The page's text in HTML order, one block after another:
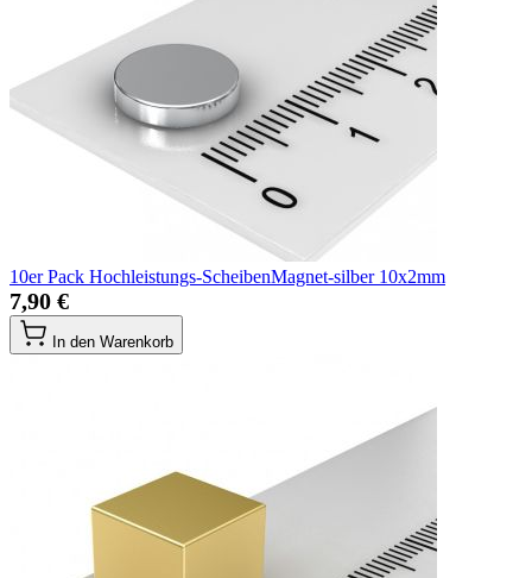
10er Pack Hochleistungs-ScheibenMagnet-silber 10x2mm
7,90 €
In den Warenkorb